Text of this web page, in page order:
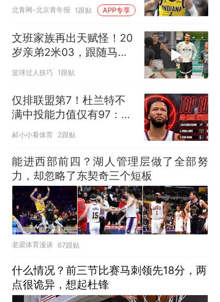
北青网-北京青年报 1跟贴 APP专享
文班家族再出天赋怪！20
岁亲弟2米03，跟随马刺
合练冲NBA
篮球过人技巧 1跟贴
仅排联盟第7！杜兰特不
满中投能力值仅有97：我
对2K真的破防了
郝小小看体育 2跟贴
能进西部前四？湖人管理层做了全部努
力，却忽略了东契奇三个短板
老梁体育漫谈 67跟贴
什么情况？前三节比赛马刺领先18分，两
点很诡异，想起杜锋